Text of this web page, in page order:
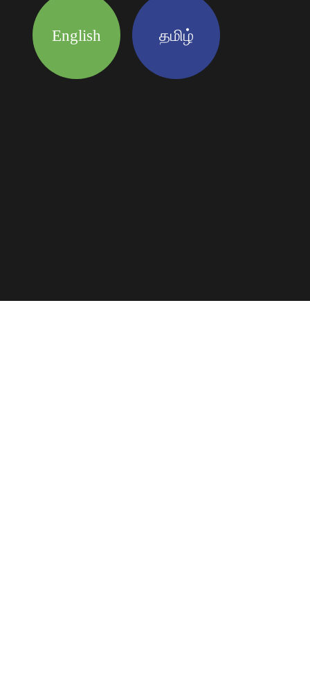
English தமிழ்